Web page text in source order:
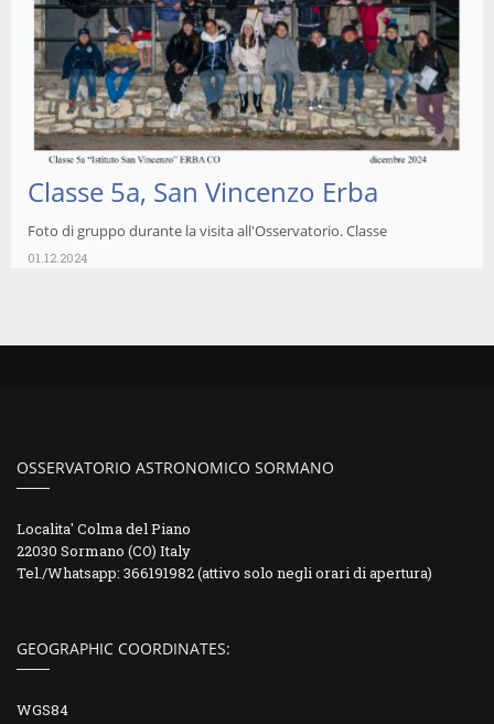
Classe 5a, San Vincenzo Erba
Foto di gruppo durante la visita all'Osservatorio. Classe
01.12.2024
OSSERVATORIO ASTRONOMICO SORMANO
Localita' Colma del Piano
22030 Sormano (CO) Italy
Tel./Whatsapp: 366191982 (attivo solo negli orari di apertura)
GEOGRAPHIC COORDINATES:
WGS84